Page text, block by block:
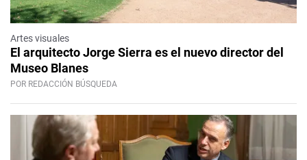
Artes visuales
El arquitecto Jorge Sierra es el nuevo director del
Museo Blanes
POR REDACCIÓN BÚSQUEDA